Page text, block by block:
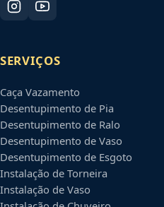
SERVIÇOS
Caça Vazamento
Desentupimento de Pia
Desentupimento de Ralo
Desentupimento de Vaso
Desentupimento de Esgoto
Instalação de Torneira
Instalação de Vaso